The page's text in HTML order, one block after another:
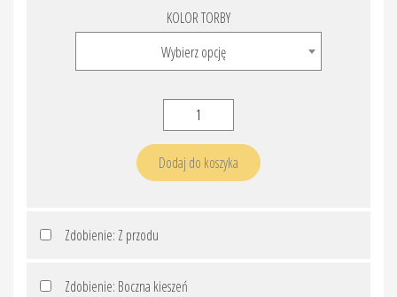
KOLOR TORBY
Wybierz opcję
ST92511
Zdobienie
Dodaj do koszyka
Zdobienie: Z przodu
Zdobienie: Boczna kieszeń